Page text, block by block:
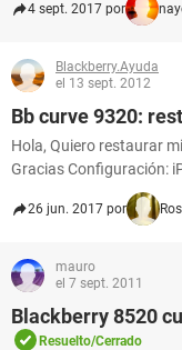
4 sept. 2017 por
Blackberry.Ayuda
el 13 sept. 2012
Bb curve 9320:
Hola, Quiero restaurar
Gracias Configuración:
26 jun. 2017 por
mauro
el 7 sept. 2011
Blackberry 8520
Resuelto/Cerrado